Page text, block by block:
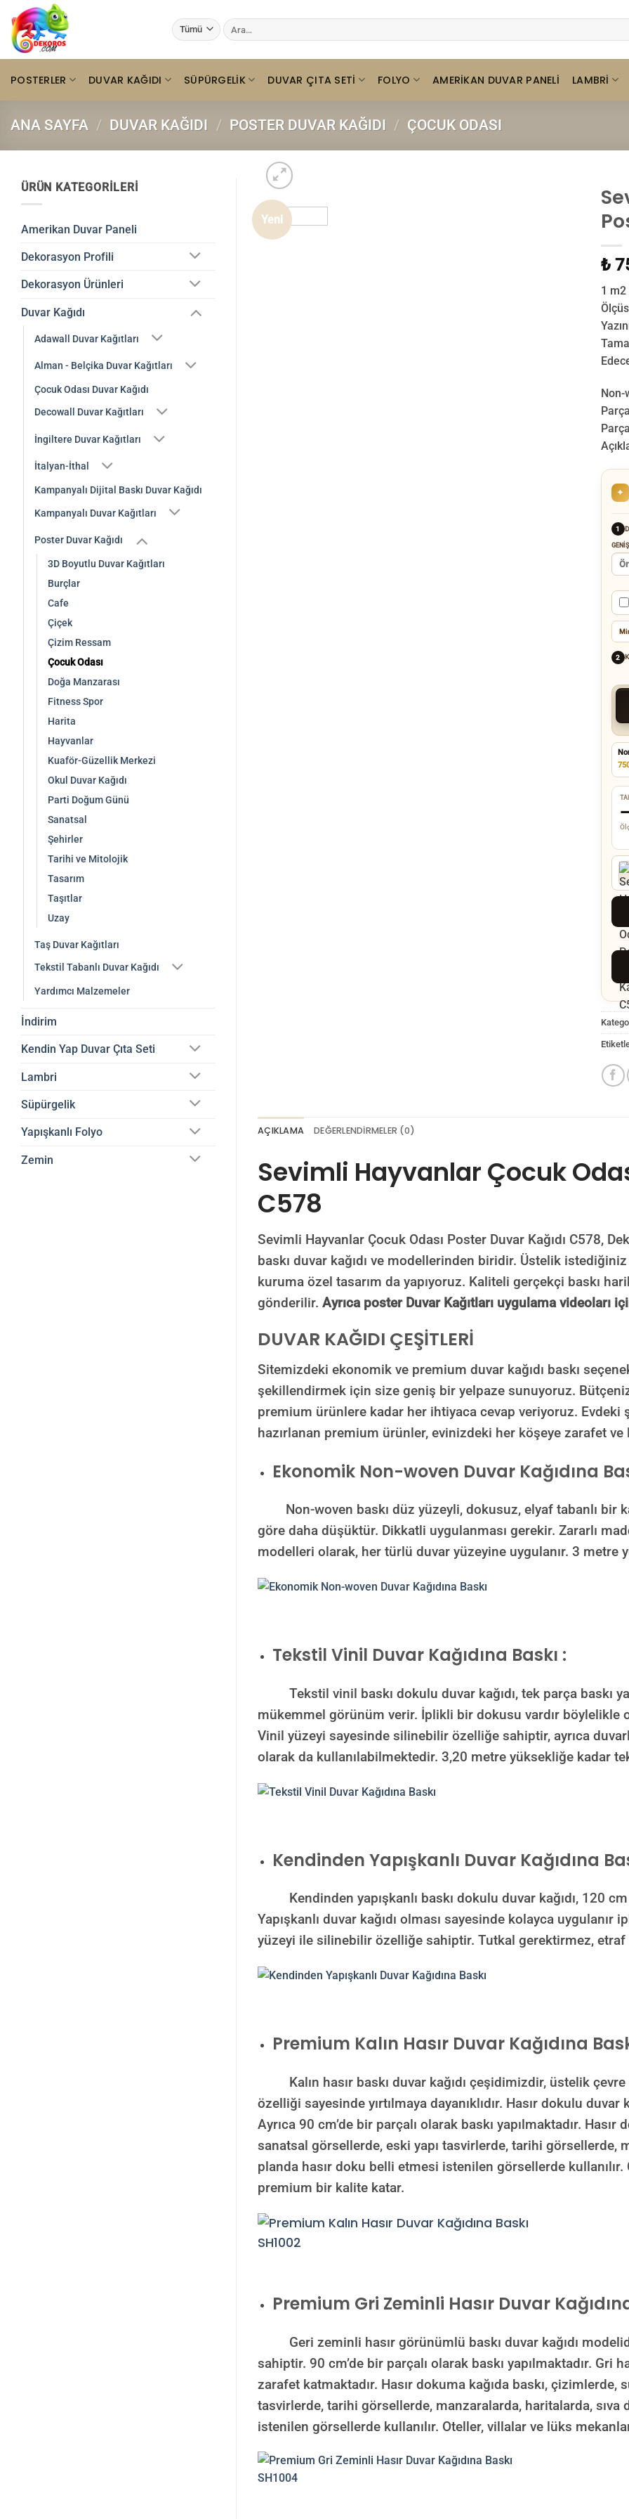
İçeriğe
atla
Ara:
POSTERLER DUVAR KAĞIDI SÜPÜRGELIK DUVAR ÇITA SETI FOLYO AMERIKAN DUVAR PANELI LAMBRI
ANA SAYFA / DUVAR KAĞIDI / POSTER DUVAR KAĞIDI / ÇOCUK ODASI
ÜRÜN KATEGORILERI
Amerikan Duvar Paneli
Dekorasyon Profili
Dekorasyon Ürünleri
Duvar Kağıdı
Adawall Duvar Kağıtları
Alman - Belçika Duvar Kağıtları
Çocuk Odası Duvar Kağıdı
Decowall Duvar Kağıtları
İngiltere Duvar Kağıtları
İtalyan-İthal
Kampanyalı Dijital Baskı Duvar Kağıdı
Kampanyalı Duvar Kağıtları
Poster Duvar Kağıdı
3D Boyutlu Duvar Kağıtları
Burçlar
Cafe
Çiçek
Çizim Ressam
Çocuk Odası
Doğa Manzarası
Fitness Spor
Harita
Hayvanlar
Kuaför-Güzellik Merkezi
Okul Duvar Kağıdı
Parti Doğum Günü
Sanatsal
Şehirler
Tarihi ve Mitolojik
Tasarım
Taşıtlar
Uzay
Taş Duvar Kağıtları
Tekstil Tabanlı Duvar Kağıdı
Yardımcı Malzemeler
İndirim
Kendin Yap Duvar Çıta Seti
Lambri
Süpürgelik
Yapışkanlı Folyo
Zemin
Yeni
₺
1 m2
Non-
✦
1
2
AÇIKLAMA DEĞERLENDIRMELER (0)
Sevimli Hayvanlar Çocuk
C578
Sevimli Hayvanlar Çocuk Odası Poster Duvar Kağıdı C578,
baskı duvar kağıdı ve modellerinden biridir. Üstelik
kuruma özel tasarım da yapıyoruz. Kaliteli gerçekçi baskı
gönderilir. Ayrıca poster Duvar Kağıtları uygulama videoları
DUVAR KAĞIDI ÇEŞİTLERİ
Sitemizdeki ekonomik ve premium duvar kağıdı baskı
şekillendirmek için size geniş bir yelpaze sunuyoruz.
premium ürünlere kadar her ihtiyaca cevap veriyoruz. Evdeki
hazırlanan premium ürünler, evinizdeki her köşeye zarafet ve
Ekonomik Non-woven Duvar Kağıdına
Non-woven baskı düz yüzeyli, dokusuz, elyaf tabanlı bir
göre daha düşüktür. Dikkatli uygulanması gerekir. Zararlı
modelleri olarak, her türlü duvar yüzeyine uygulanır. 3 metre
Tekstil Vinil Duvar Kağıdına Baskı :
Tekstil vinil baskı dokulu duvar kağıdı, tek parça baskı
mükemmel görünüm verir. İplikli bir dokusu vardır böylelikle
Vinil yüzeyi sayesinde silinebilir özelliğe sahiptir, ayrıca
olarak da kullanılabilmektedir. 3,20 metre yüksekliğe kadar
Kendinden Yapışkanlı Duvar Kağıdına
Kendinden yapışkanlı baskı dokulu duvar kağıdı, 120
Yapışkanlı duvar kağıdı olması sayesinde kolayca
yüzeyi ile silinebilir özelliğe sahiptir. Tutkal gerektirmez,
Premium Kalın Hasır Duvar Kağıdına
Kalın hasır baskı duvar kağıdı çeşidimizdir, üstelik
özelliği sayesinde yırtılmaya dayanıklıdır. Hasır dokulu duvar
Ayrıca 90 cm’de bir parçalı olarak baskı yapılmaktadır.
sanatsal görsellerde, eski yapı tasvirlerde, tarihi görsellerde,
planda hasır doku belli etmesi istenilen görsellerde
premium bir kalite katar.
Premium Gri Zeminli Hasır Duvar
Geri zeminli hasır görünümlü baskı duvar kağıdı
sahiptir. 90 cm’de bir parçalı olarak baskı yapılmaktadır. Gri
zarafet katmaktadır. Hasır dokuma kağıda baskı, çizimlerde,
tasvirlerde, tarihi görsellerde, manzaralarda, haritalarda,
istenilen görsellerde kullanılır. Oteller, villalar ve lüks